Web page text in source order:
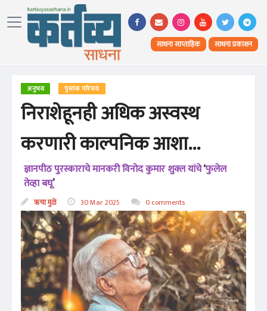
साधना साप्ताहिक साधना प्रकाशन
अनुभव पुस्तक परिचय
निराशेहूनही अधिक अस्वस्थ
करणारी काल्पनिक आशा...
ज्ञानपीठ पुरस्काराचे मानकरी विनोद कुमार शुक्ल यांचे‘फुलेल
तेव्हा बघू’
ऋचा मुळे 30 Mar 2025 0 comments